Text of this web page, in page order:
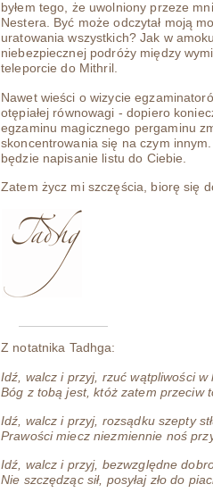
byłem tego, że uwolniony przeze
Nestera. Być może odczytał moją
uratowania wszystkich? Jak w
niebezpiecznej podróży między
teleporcie do Mithril.
Nawet wieści o wizycie
otępiałej równowagi - dopiero
egzaminu magicznego pergaminu
skoncentrowania się na czym
będzie napisanie listu do Ciebie.
Zatem życz mi szczęścia, biorę się
Z notatnika Tadhga:
Idź, walcz i przyj, rzuć wątpliwości w
Bóg z tobą jest, któż zatem przeciw
Idź, walcz i przyj, rozsądku szepty
Prawości miecz niezmiennie noś
Idź, walcz i przyj, bezwzględne
Nie szczędząc sił, posyłaj zło do